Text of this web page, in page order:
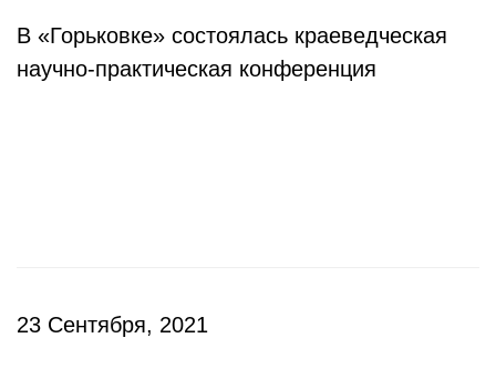
В «Горьковке» состоялась краеведческая
научно-практическая конференция
23 Сентября, 2021